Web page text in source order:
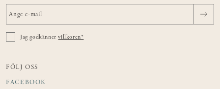
Jag godkännervillkoren*
FÖLJ OSS
FACEBOOK